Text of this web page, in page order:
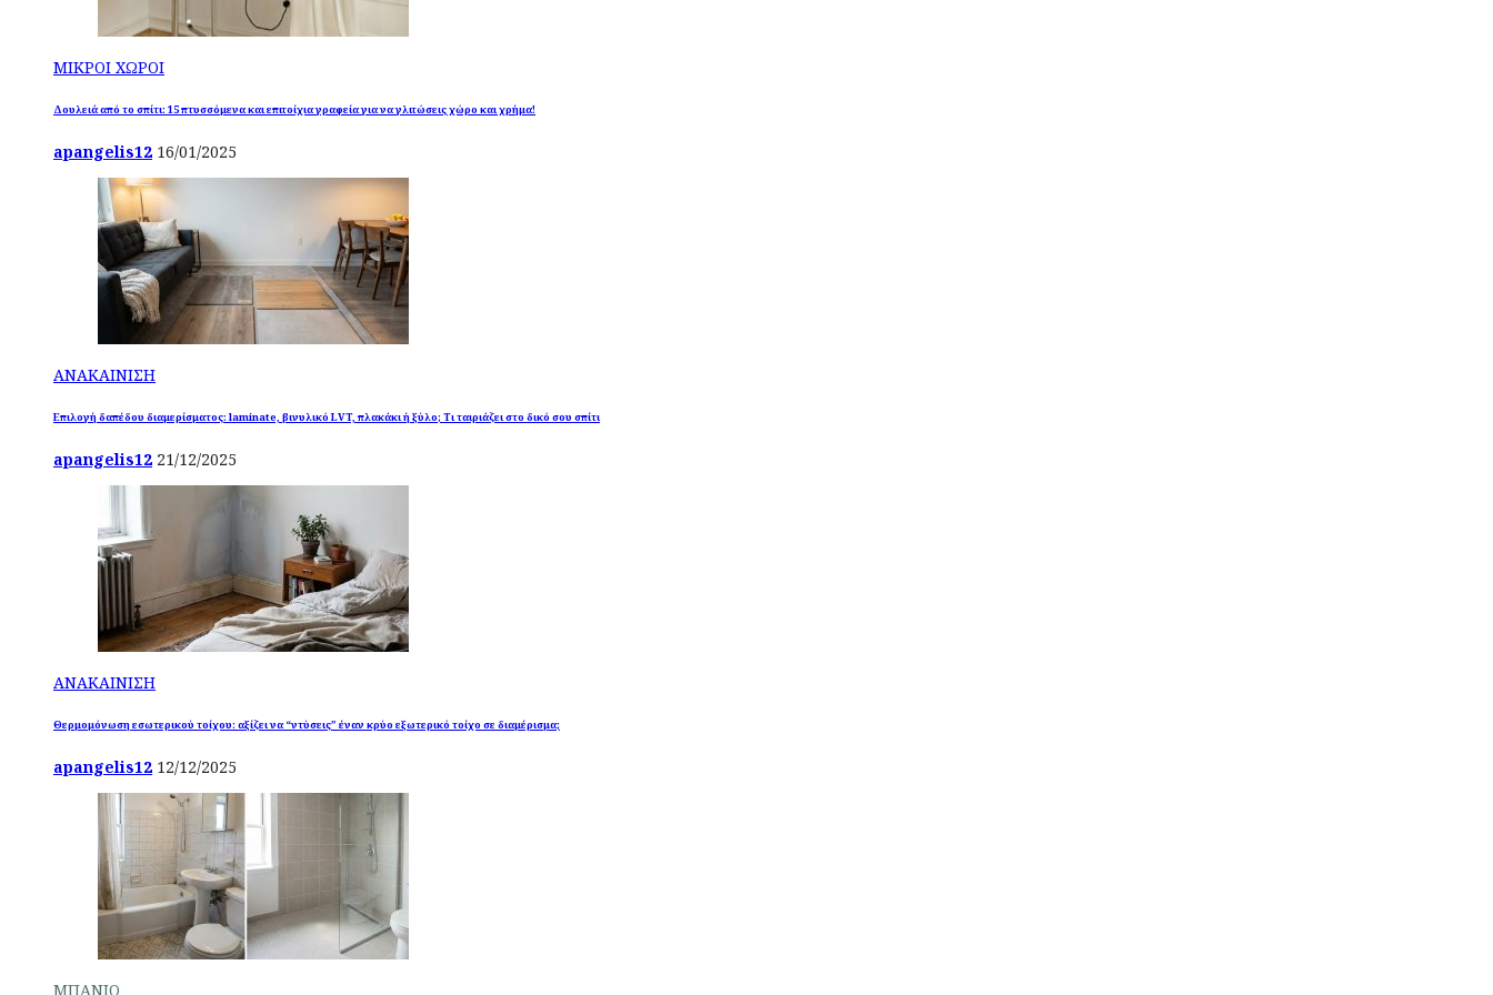
ΜΙΚΡΟΙ ΧΩΡΟΙ
Δουλειά από το σπίτι: 15 πτυσσόμενα και επιτοίχια γραφεία για να γλιτώσεις χώρο και χρήμα!
apangelis12 16/01/2025
ΑΝΑΚΑΙΝΙΣΗ
Επιλογή δαπέδου διαμερίσματος: laminate, βινυλικό LVT, πλακάκι ή ξύλο; Τι ταιριάζει στο δικό σου σπίτι
apangelis12 21/12/2025
ΑΝΑΚΑΙΝΙΣΗ
Θερμομόνωση εσωτερικού τοίχου: αξίζει να “ντύσεις” έναν κρύο εξωτερικό τοίχο σε διαμέρισμα;
apangelis12 12/12/2025
ΜΠΑΝΙΟ